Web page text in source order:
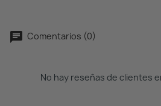
Comentarios (0)
No hay reseñas de clientes